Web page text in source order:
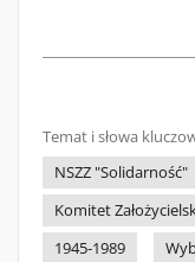
Temat i słowa
NSZZ "Solidarność"
Komitet
1945-1989